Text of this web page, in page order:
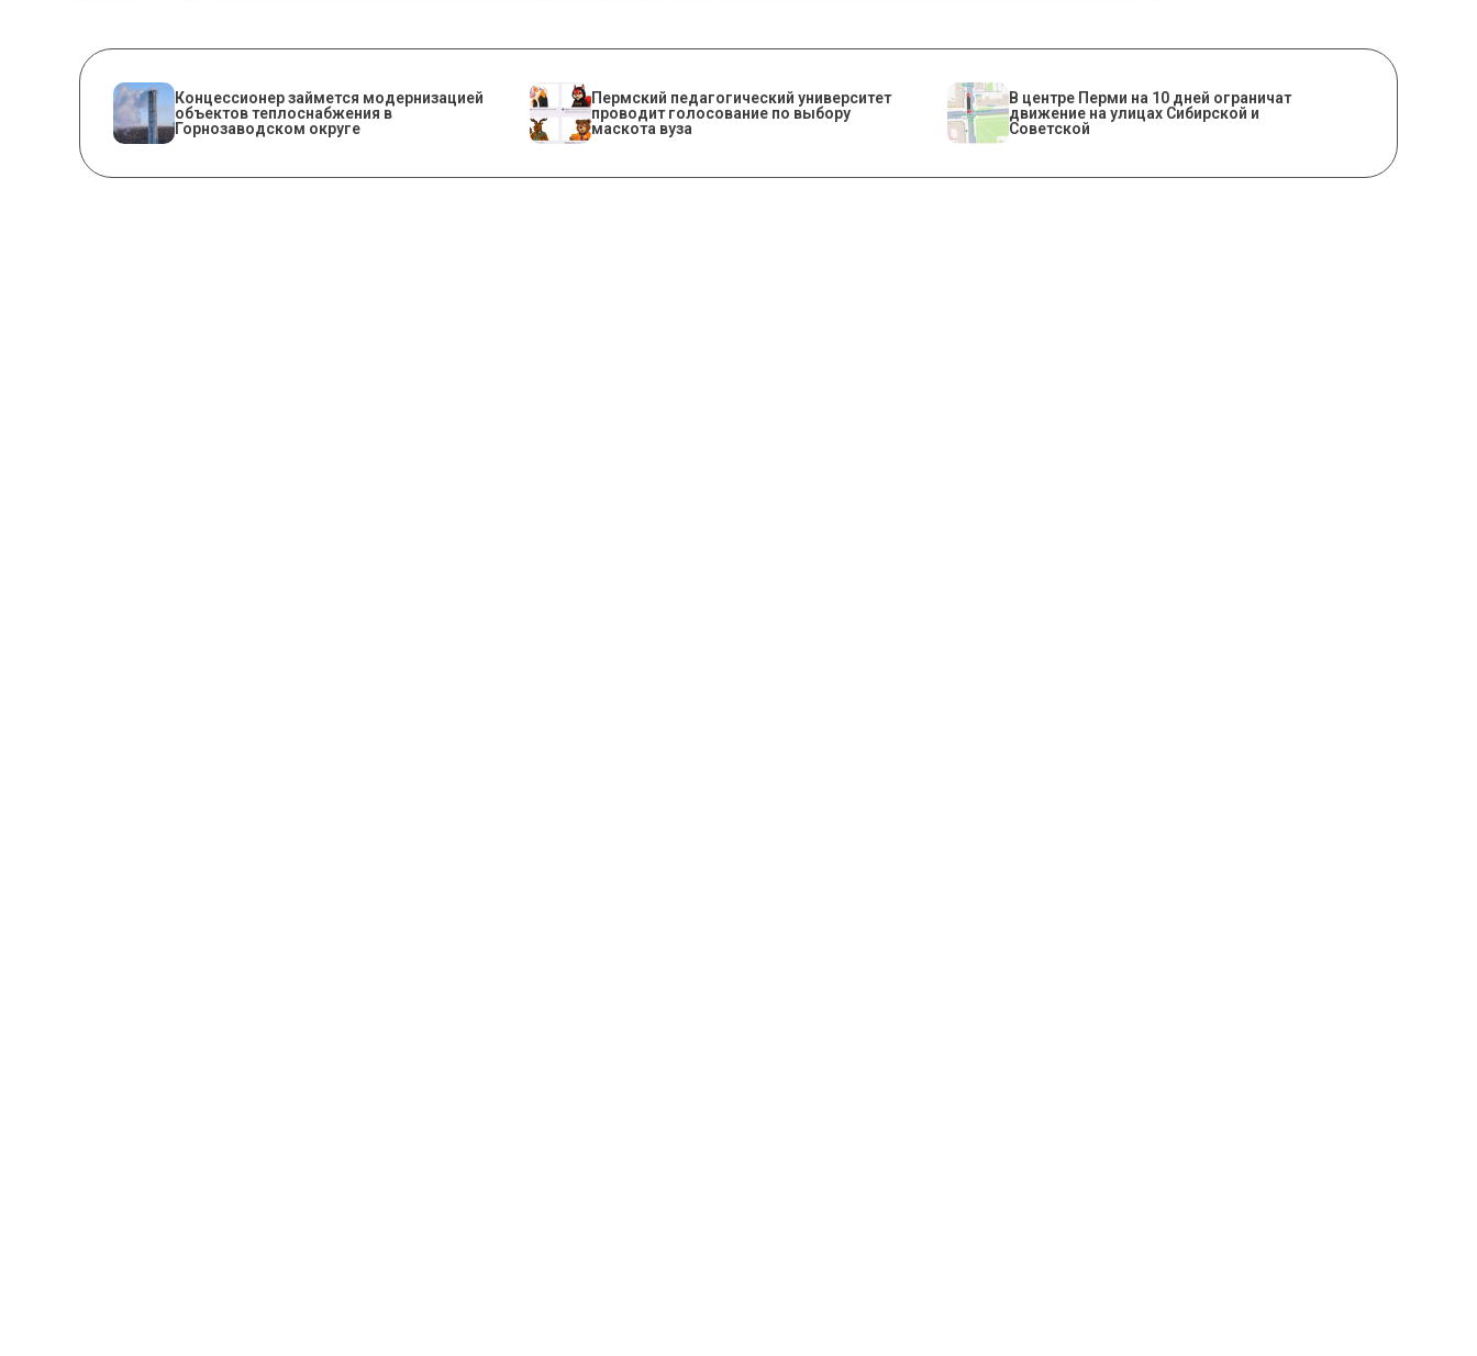
Концессионер займется модернизацией
объектов теплоснабжения в
Горнозаводском округе
Пермский педагогический университет
проводит голосование по выбору
маскота вуза
В центре Перми на 10 дней ограничат
движение на улицах Сибирской и
Советской